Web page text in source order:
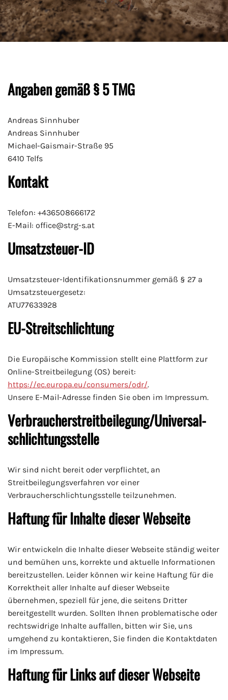
Angaben gemäß § 5 TMG
Andreas Sinnhuber
Andreas Sinnhuber
Michael-Gaismair-Straße 95
6410 Telfs
Kontakt
Telefon: +436508666172
E-Mail: office@strg-s.at
Umsatzsteuer-ID
Umsatzsteuer-Identifikationsnummer gemäß § 27 a
Umsatzsteuergesetz:
ATU77633928
EU-Streitschlichtung
Die Europäische Kommission stellt eine Plattform zur
Online-Streitbeilegung (OS) bereit:
https://ec.europa.eu/consumers/odr/.
Unsere E-Mail-Adresse finden Sie oben im Impressum.
Verbraucher­streit­beilegung/Universal­
schlichtungs­stelle
Wir sind nicht bereit oder verpflichtet, an
Streitbeilegungsverfahren vor einer
Verbraucherschlichtungsstelle teilzunehmen.
Haftung für Inhalte dieser Webseite
Wir entwickeln die Inhalte dieser Webseite ständig weiter
und bemühen uns, korrekte und aktuelle Informationen
bereitzustellen. Leider können wir keine Haftung für die
Korrektheit aller Inhalte auf dieser Webseite
übernehmen, speziell für jene, die seitens Dritter
bereitgestellt wurden. Sollten Ihnen problematische oder
rechtswidrige Inhalte auffallen, bitten wir Sie, uns
umgehend zu kontaktieren, Sie finden die Kontaktdaten
im Impressum.
Haftung für Links auf dieser Webseite